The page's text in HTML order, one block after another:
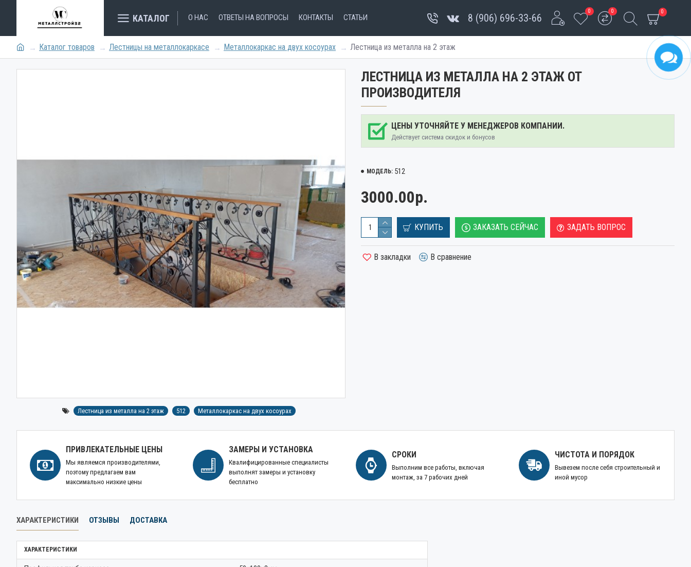
КАТАЛОГ О НАС ОТВЕТЫ НА ВОПРОСЫ КОНТАКТЫ СТАТЬИ 8 (906) 696-33-66
0 0 0
Каталог товаров Лестницы на металлокаркасе Металлокаркас на двух косоурах Лестница из металла на 2 этаж
Лестница из металла на 2 этаж 512 Металлокаркас на двух косоурах
ЛЕСТНИЦА ИЗ МЕТАЛЛА НА 2 ЭТАЖ ОТ
ПРОИЗВОДИТЕЛЯ
ЦЕНЫ УТОЧНЯЙТЕ У МЕНЕДЖЕРОВ КОМПАНИИ.
Действует система скидок и бонусов
МОДЕЛЬ: 512
3000.00р.
КУПИТЬ ЗАКАЗАТЬ СЕЙЧАС ЗАДАТЬ ВОПРОС
В закладки В сравнение
ПРИВЛЕКАТЕЛЬНЫЕ ЦЕНЫ
Мы являемся производителями,
поэтому предлагаем вам
максимально низкие цены
ЗАМЕРЫ И УСТАНОВКА
Квалифицированные специалисты
выполнят замеры и установку
бесплатно
СРОКИ
Выполним все работы, включая
монтаж, за 7 рабочих дней
ЧИСТОТА И ПОРЯДОК
Вывезем после себя строительный и
иной мусор
ХАРАКТЕРИСТИКИ ОТЗЫВЫ ДОСТАВКА
ХАРАКТЕРИСТИКИ